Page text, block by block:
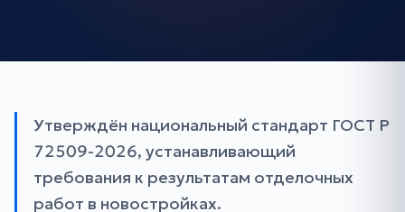
Утверждён национальный стандарт ГОСТ Р
72509-2026, устанавливающий
требования к результатам отделочных
работ в новостройках.